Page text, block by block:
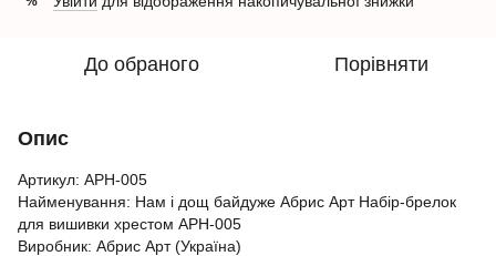
До обраного Порівняти
Опис
Артикул: АРН-005
Найменування: Нам і дощ байдуже Абрис Арт Набір-брелок
для вишивки хрестом АРН-005
Виробник: Абрис Арт (Україна)